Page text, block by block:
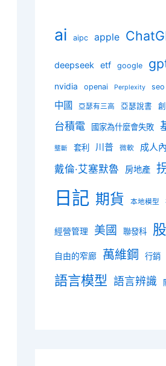
ai aipc apple
deepseek etf google
nvidia openai Perplexity seo
中國 亞瑟有三高 亞瑟說書
台積電 國家為什麼會失敗
壟斷 套利 川普 微軟 成人
戴倫·艾塞默魯 房地產
日記 期貨 本地模型
經營管理 美國 聯發科
自由的窄廊 萬維鋼 行銷
語言模型 語言辨識